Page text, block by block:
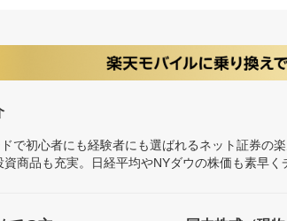
で初心者にも経験者にも選ばれるネット証券
商品も充実。日経平均やNYダウの株価も素早く